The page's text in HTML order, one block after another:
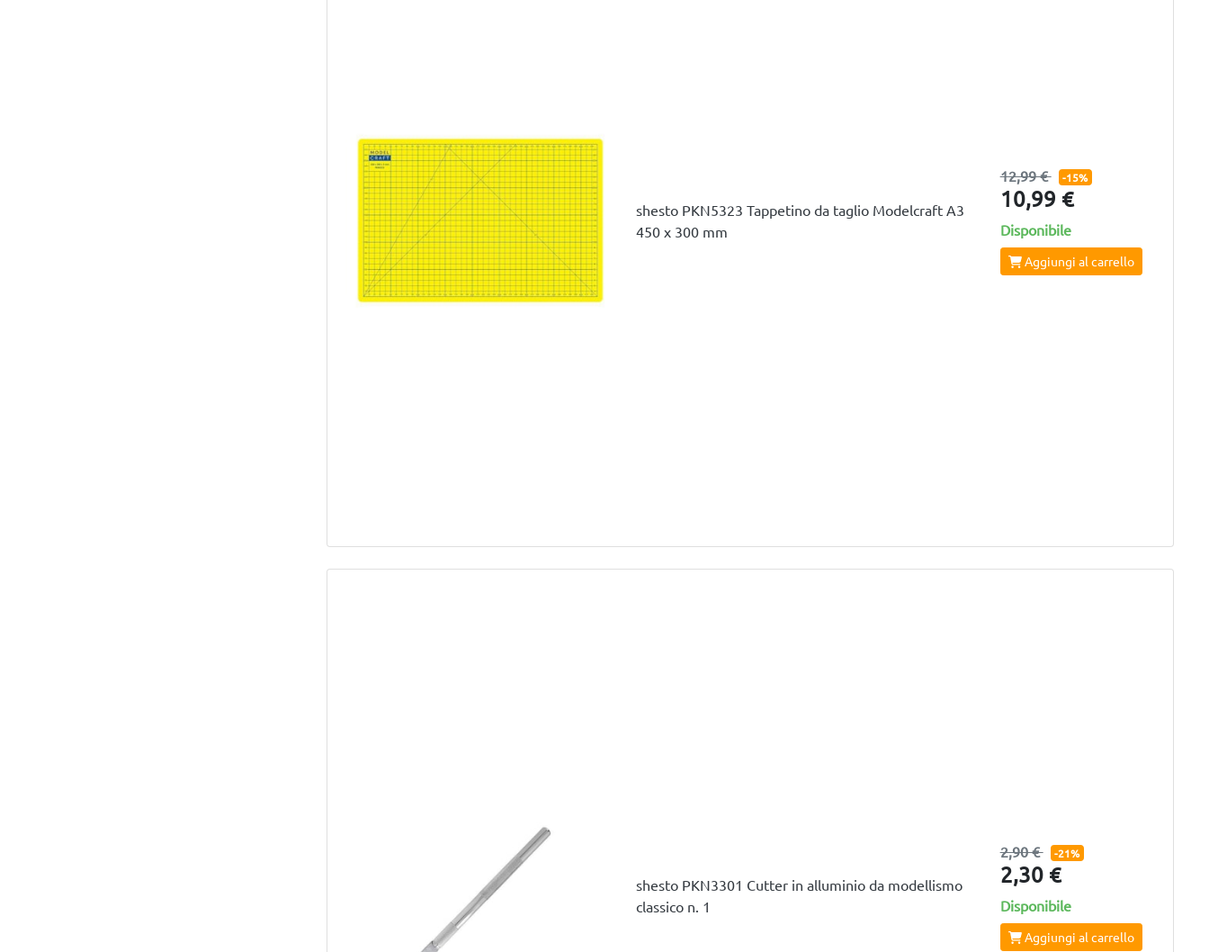
shesto PKN5323 Tappetino da taglio Modelcraft A3
450 x 300 mm
12,99 € -15%
10,99 €
Disponibile
Aggiungi al carrello
shesto PKN3301 Cutter in alluminio da modellismo
classico n. 1
2,90 € -21%
2,30 €
Disponibile
Aggiungi al carrello